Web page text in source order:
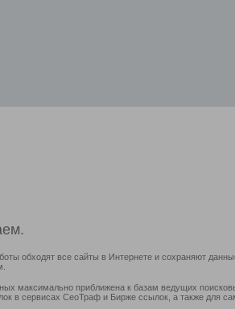
обходят все сайты в Интернете и сохраняют
максимально приближена к базам ведущих
в сервисах СеоТраф и Бирже ссылок, а также для